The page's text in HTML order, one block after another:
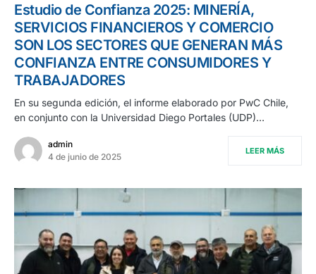
Estudio de Confianza 2025: MINERÍA,
SERVICIOS FINANCIEROS Y COMERCIO
SON LOS SECTORES QUE GENERAN MÁS
CONFIANZA ENTRE CONSUMIDORES Y
TRABAJADORES
En su segunda edición, el informe elaborado por PwC Chile,
en conjunto con la Universidad Diego Portales (UDP)…
admin
4 de junio de 2025
LEER MÁS